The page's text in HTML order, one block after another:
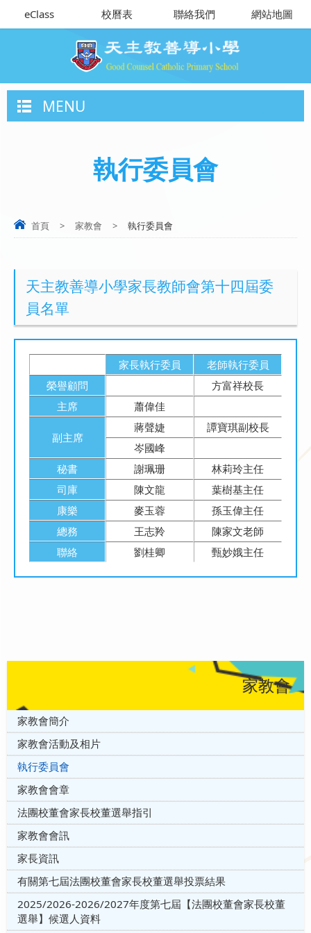
eClass 校曆表 聯絡我們 網站地圖
MENU
執行委員會
首頁 > 家教會 > 執行委員會
天主教善導小學家長教師會第十四屆委
員名單
家長執行委員
老師執行委員
榮譽顧問
方富祥校長
主席
蕭偉佳
副主席
蔣聲婕
譚寶琪副校長
岑國峰
秘書
謝珮珊
林莉玲主任
司庫
陳文龍
葉樹基主任
康樂
麥玉蓉
孫玉偉主任
總務
王志羚
陳家文老師
聯絡
劉桂卿 甄妙娥主任
家教會
家教會簡介
家教會活動及相片
執行委員會
家教會會章
法團校董會家長校董選舉指引
家教會會訊
家長資訊
有關第七屆法團校董會家長校董選舉投票結果
2025/2026-2026/2027年度第七屆【法團校董會家長校董
選舉】候選人資料